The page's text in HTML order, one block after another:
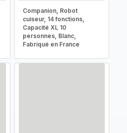
Companion, Robot
cuiseur, 14 fonctions,
Capacité XL 10
personnes, Blanc,
Fabriqué en France